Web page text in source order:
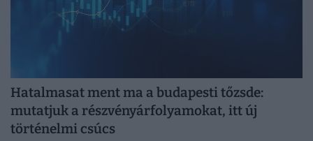
Hatalmasat ment ma a budapesti tőzsde:
mutatjuk a részvényárfolyamokat, itt új
történelmi csúcs